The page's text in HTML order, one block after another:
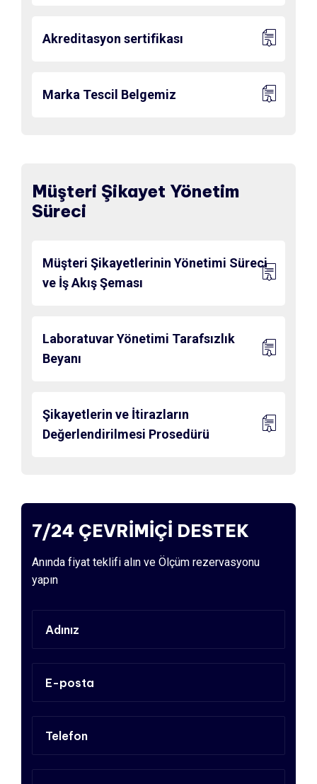
Akreditasyon sertifikası
Marka Tescil Belgemiz
Müşteri Şikayet Yönetim
Süreci
Müşteri Şikayetlerinin Yönetimi Süreci
ve İş Akış Şeması
Laboratuvar Yönetimi Tarafsızlık
Beyanı
Şikayetlerin ve İtirazların
Değerlendirilmesi Prosedürü
7/24 ÇEVRİMİÇİ DESTEK
Anında fiyat teklifi alın ve Ölçüm rezervasyonu
yapın